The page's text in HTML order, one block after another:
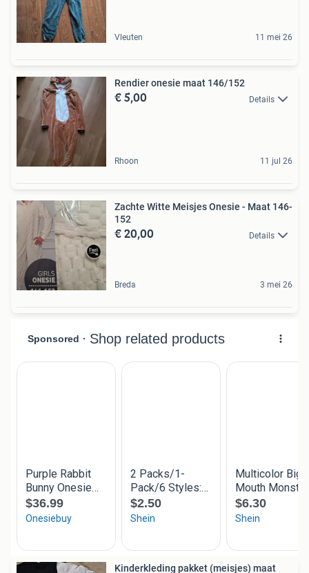
Vleuten 11 mei 26
Rendier onesie maat 146/152
€ 5,00 Details
Rhoon 11 jul 26
Zachte Witte Meisjes Onesie - Maat 146-
152
€ 20,00 Details
Breda 3 mei 26
Kinderkleding pakket (meisjes) maat